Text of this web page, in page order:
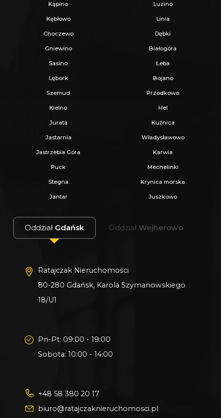
Kąpino Luzino
Kębłowo Linia
Choczewo Dębki
Gniewino Białogóra
Sasino Łeba
Lębork Bojano
Szemud Przodkowo
Kielno Hel
Jurata Kuźnica
Jastarnia Władysławowo
Jastrzebia Góra Karwia
Puck Mechelinki
Stegna Krynica morska
Jantar Juszkowo
Oddział Gdańsk Oddział Wejherowo
Ratajczak Nieruchomości
80-280 Gdańsk, Karola Szymanowskiego
18/U1
Pn-Pt: 09:00 - 19:00
Sobota: 10:00 - 14:00
+48 58 380 20 17
biuro@ratajczaknieruchomosci.pl